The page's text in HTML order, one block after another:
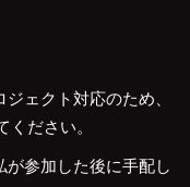
ェクト対応のため、
ください。
が参加した後に手配し